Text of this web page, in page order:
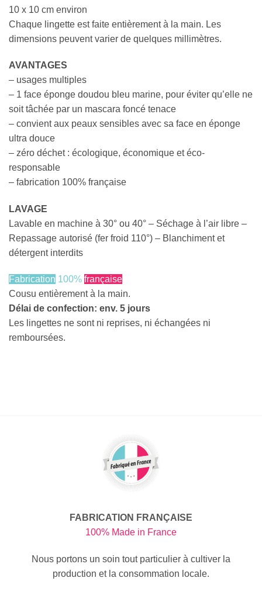
10 x 10 cm environ
Chaque lingette est faite entièrement à la main. Les
dimensions peuvent varier de quelques millimètres.
AVANTAGES
– usages multiples
– 1 face éponge doudou bleu marine, pour éviter qu’elle ne
soit tâchée par un mascara foncé tenace
– convient aux peaux sensibles avec sa face en éponge
ultra douce
– zéro déchet : écologique, économique et éco-
responsable
– fabrication 100% française
LAVAGE
Lavable en machine à 30° ou 40° – Séchage à l’air libre –
Repassage autorisé (fer froid 110°) – Blanchiment et
détergent interdits
Fabrication 100% française
Cousu entièrement à la main.
Délai de confection: env. 5 jours
Les lingettes ne sont ni reprises, ni échangées ni
remboursées.
FABRICATION FRANÇAISE
100% Made in France
Nous portons un soin tout particulier à cultiver la
production et la consommation locale.